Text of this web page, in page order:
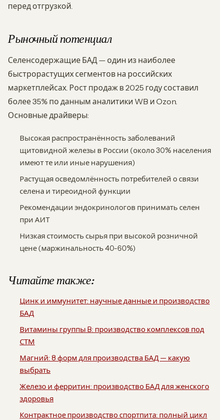
перед отгрузкой.
Рыночный потенциал
Селенсодержащие БАД — один из наиболее
быстрорастущих сегментов на российских
маркетплейсах. Рост продаж в 2025 году составил
более 35% по данным аналитики WB и Ozon.
Основные драйверы:
Высокая распространённость заболеваний
щитовидной железы в России (около 30% населения
имеют те или иные нарушения)
Растущая осведомлённость потребителей о связи
селена и тиреоидной функции
Рекомендации эндокринологов принимать селен
при АИТ
Низкая стоимость сырья при высокой розничной
цене (маржинальность 40-60%)
Читайте также:
Цинк и иммунитет: научные данные и производство
БАД
Витамины группы B: производство комплексов под
СТМ
Магний: 8 форм для производства БАД — какую
выбрать
Железо и ферритин: производство БАД для женского
здоровья
Контрактное производство спортпита: полный цикл